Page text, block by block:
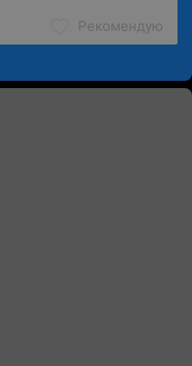
Рекомендую